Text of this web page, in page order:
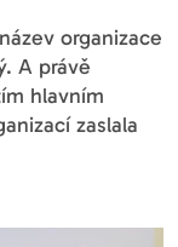
organizace
A právě
hlavním
zaslala